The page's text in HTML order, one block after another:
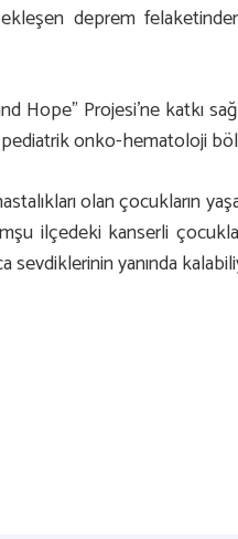
deprem
Projesi’ne katkı
onko-hematoloji
olan çocukların
ilçedeki kanserli
yanında